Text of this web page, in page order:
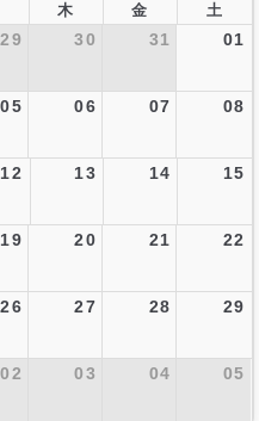
木 金 土
29 30 31 01
05 06 07 08
12 13 14 15
19 20 21 22
26 27 28 29
02 03 04 05